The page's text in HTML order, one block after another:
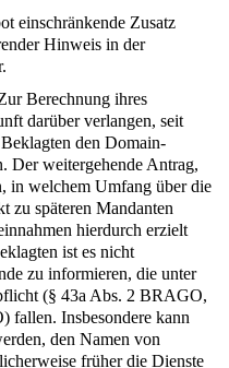
einschränkende Zusatz
Hinweis in der
Berechnung ihres
darüber verlangen, seit
den Domain-
Der weitergehende Antrag,
in welchem Umfang über die
zu späteren Mandanten
hierdurch erzielt
ist es nicht
zu informieren, die unter
(§ 43a Abs. 2 BRAGO,
fallen. Insbesondere kann
den Namen von
früher die Dienste